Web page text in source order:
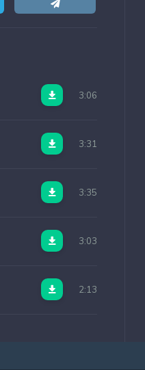
3:06
3:31
3:35
3:03
2:13